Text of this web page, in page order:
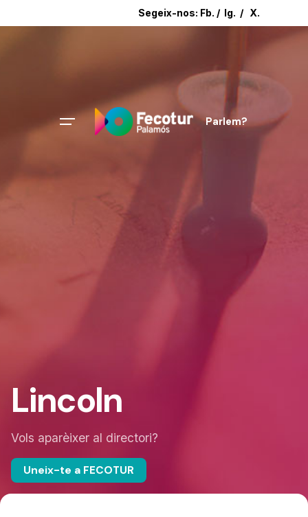
Segeix-nos: Fb. / Ig. / X.
Parlem?
Lincoln
Vols aparèixer al directori?
Uneix-te a FECOTUR